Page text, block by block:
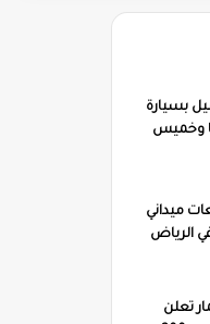
بسيارة
وخميس
ميداني
الرياض
تعلن